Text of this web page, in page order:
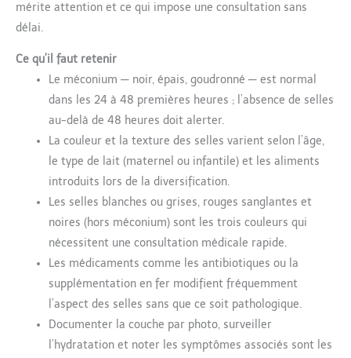
mérite attention et ce qui impose une consultation sans
délai.
Ce qu’il faut retenir
Le méconium — noir, épais, goudronné — est normal
dans les 24 à 48 premières heures ; l’absence de selles
au-delà de 48 heures doit alerter.
La couleur et la texture des selles varient selon l’âge,
le type de lait (maternel ou infantile) et les aliments
introduits lors de la diversification.
Les selles blanches ou grises, rouges sanglantes et
noires (hors méconium) sont les trois couleurs qui
nécessitent une consultation médicale rapide.
Les médicaments comme les antibiotiques ou la
supplémentation en fer modifient fréquemment
l’aspect des selles sans que ce soit pathologique.
Documenter la couche par photo, surveiller
l’hydratation et noter les symptômes associés sont les